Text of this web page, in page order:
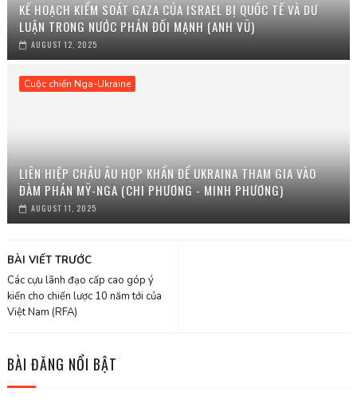
KẾ HOẠCH KIỂM SOÁT GAZA CỦA ISRAEL BỊ QUỐC TẾ VÀ DƯ
LUẬN TRONG NƯỚC PHẢN ĐỐI MẠNH (ANH VŨ)
AUGUST 12, 2025
Cuộc chiến Nga-Ukraine
LIÊN HIỆP CHÂU ÂU HỌP KHẨN ĐỂ UKRAINA THAM GIA VÀO
ĐÀM PHÁN MỸ-NGA (CHI PHƯƠNG - MINH PHƯƠNG)
AUGUST 11, 2025
BÀI VIẾT TRƯỚC
Các cựu lãnh đạo cấp cao góp ý
kiến cho chiến lược 10 năm tới của
Việt Nam (RFA)
BÀI ĐĂNG NỔI BẬT